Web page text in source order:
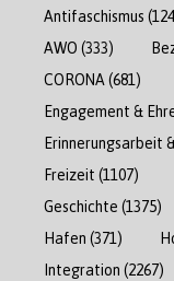
Antifaschismus
AWO (333)
CORONA(681)
Engagement &
Erinnerungsarbeit
Freizeit (1107)
Geschichte (1375)
Hafen (371)
Integration (2267)